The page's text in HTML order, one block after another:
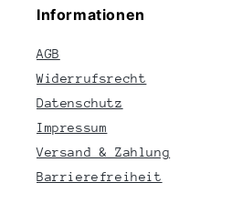
Informationen
AGB
Widerrufsrecht
Datenschutz
Impressum
Versand & Zahlung
Barrierefreiheit